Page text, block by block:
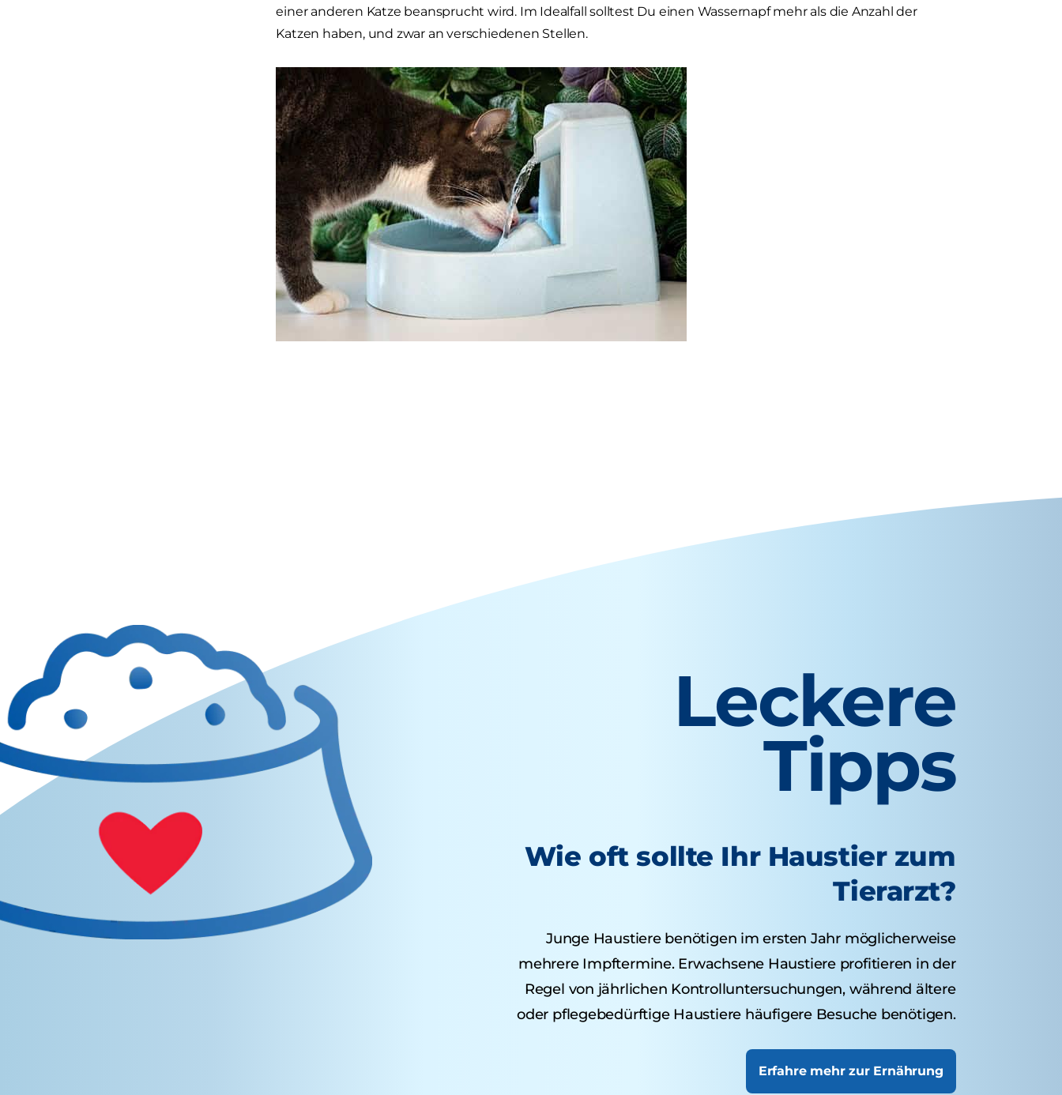
einer anderen Katze beansprucht wird. Im Idealfall solltest Du einen Wassernapf mehr als die Anzahl der
Katzen haben, und zwar an verschiedenen Stellen.
Leckere
Tipps
Wie oft sollte Ihr Haustier zum
Tierarzt?
Junge Haustiere benötigen im ersten Jahr möglicherweise
mehrere Impftermine. Erwachsene Haustiere profitieren in der
Regel von jährlichen Kontrolluntersuchungen, während ältere
oder pflegebedürftige Haustiere häufigere Besuche benötigen.
Erfahre mehr zur Ernährung